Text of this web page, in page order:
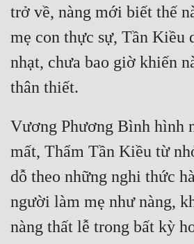
trở về, nàng mới biết thế
mẹ con thực sự, Tần Kiều
nhạt, chưa bao giờ khiến
Vương Phương Bình hình
mất, Thẩm Tần Kiều từ
dỗ theo những nghi thức
người làm mẹ như nàng,